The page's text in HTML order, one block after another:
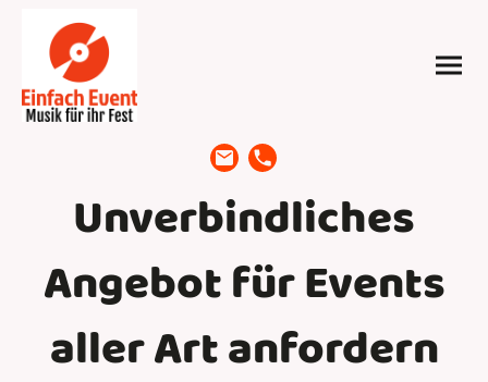
Unverbindliches
Angebot für Events
aller Art anfordern